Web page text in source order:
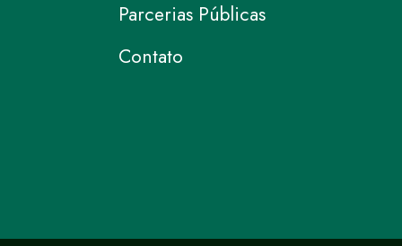
Parcerias Públicas
Contato